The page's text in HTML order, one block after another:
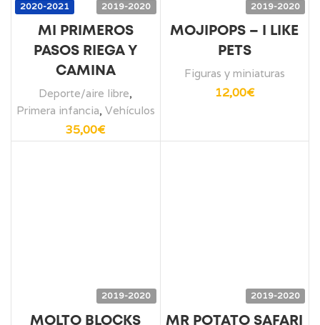
2019-2020
2020-2021
MI PRIMEROS
PASOS RIEGA Y
CAMINA
Deporte/aire libre,
Primera infancia, Vehículos
35,00€
2019-2020
MOJIPOPS – I LIKE
PETS
Figuras y miniaturas
12,00€
2019-2020
MOLTO BLOCKS
2019-2020
MR POTATO SAFARI